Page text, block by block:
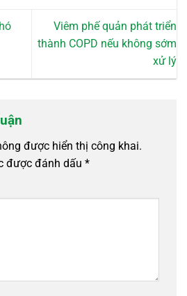
Viêm phế quản phát triển
thành COPD nếu không sớm
xử lý
được hiển thị công khai.
được đánh dấu *